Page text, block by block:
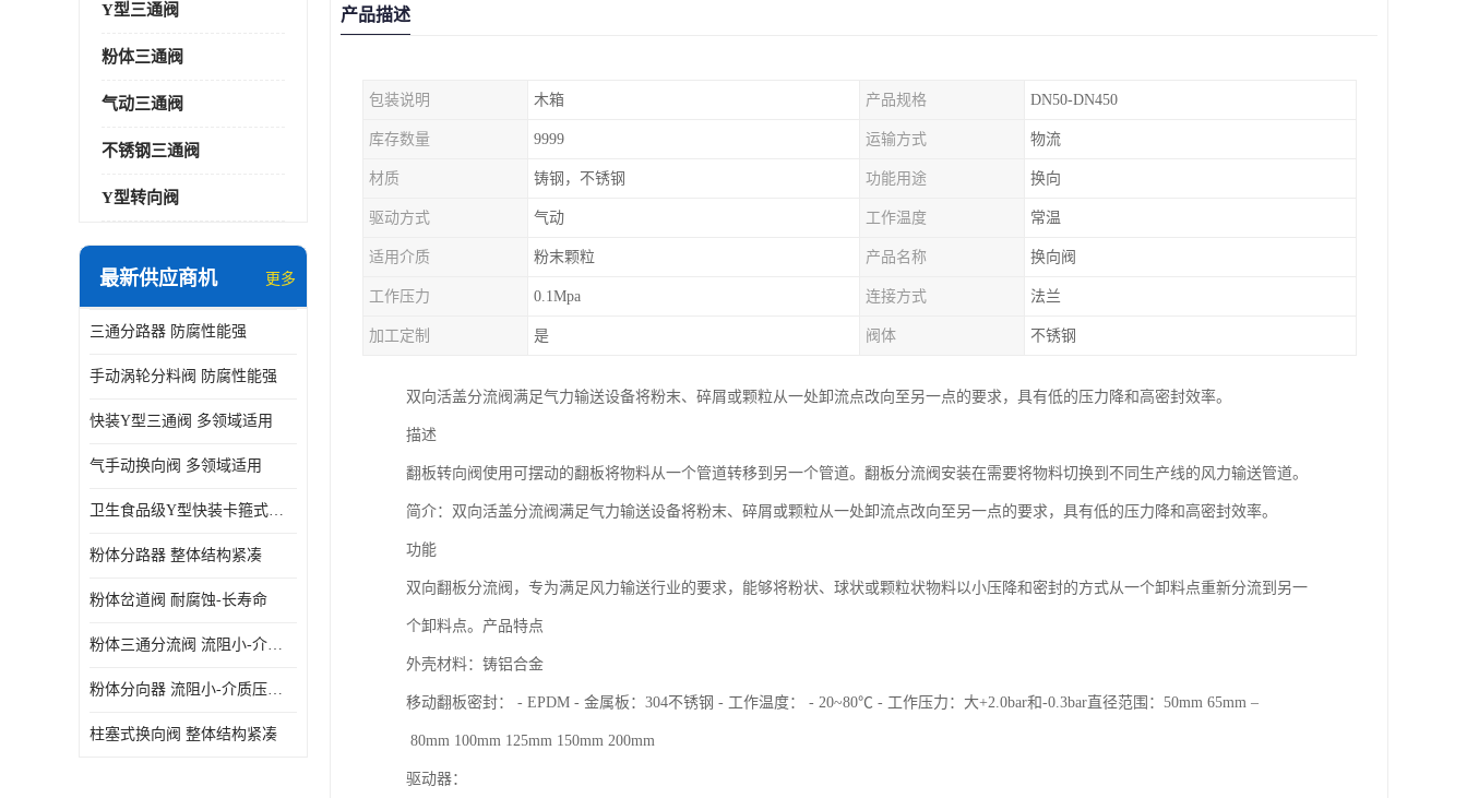
Y型三通阀
粉体三通阀
气动三通阀
不锈钢三通阀
Y型转向阀
最新供应商机 更多
三通分路器 防腐性能强
手动涡轮分料阀 防腐性能强
快装Y型三通阀 多领域适用
气手动换向阀 多领域适用
卫生食品级Y型快装卡箍式分路阀 结构坚固-不易变形
粉体分路器 整体结构紧凑
粉体岔道阀 耐腐蚀-长寿命
粉体三通分流阀 流阻小-介质压力损失少
粉体分向器 流阻小-介质压力损失少
柱塞式换向阀 整体结构紧凑
产品描述
包装说明 木箱 产品规格 DN50-DN450
库存数量 9999 运输方式 物流
材质 铸钢，不锈钢 功能用途 换向
驱动方式 气动 工作温度 常温
适用介质 粉末颗粒 产品名称 换向阀
工作压力 0.1Mpa 连接方式 法兰
加工定制 是 阀体 不锈钢
双向活盖分流阀满足气力输送设备将粉末、碎屑或颗粒从一处卸流点改向至另一点的要求，具有低的压力降和高密封效率。
描述
翻板转向阀使用可摆动的翻板将物料从一个管道转移到另一个管道。翻板分流阀安装在需要将物料切换到不同生产线的风力输送管道。
简介：双向活盖分流阀满足气力输送设备将粉末、碎屑或颗粒从一处卸流点改向至另一点的要求，具有低的压力降和高密封效率。
功能
双向翻板分流阀，专为满足风力输送行业的要求，能够将粉状、球状或颗粒状物料以小压降和密封的方式从一个卸料点重新分流到另一
个卸料点。产品特点
外壳材料：铸铝合金
移动翻板密封： - EPDM - 金属板：304不锈钢 - 工作温度： - 20~80℃ - 工作压力：大+2.0bar和-0.3bar直径范围：50mm 65mm –
80mm 100mm 125mm 150mm 200mm
驱动器：